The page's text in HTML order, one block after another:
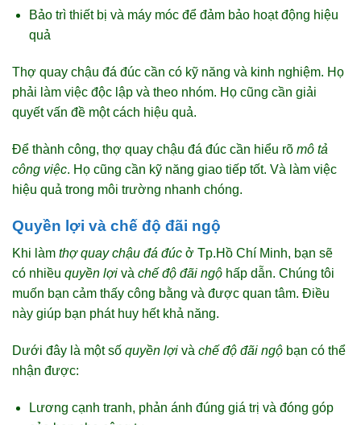
Bảo trì thiết bị và máy móc để đảm bảo hoạt động hiệu
quả
Thợ quay chậu đá đúc cần có kỹ năng và kinh nghiệm. Họ
phải làm việc độc lập và theo nhóm. Họ cũng cần giải
quyết vấn đề một cách hiệu quả.
Để thành công, thợ quay chậu đá đúc cần hiểu rõ mô tả
công việc. Họ cũng cần kỹ năng giao tiếp tốt. Và làm việc
hiệu quả trong môi trường nhanh chóng.
Quyền lợi và chế độ đãi ngộ
Khi làm thợ quay chậu đá đúc ở Tp.Hồ Chí Minh, bạn sẽ
có nhiều quyền lợi và chế độ đãi ngộ hấp dẫn. Chúng tôi
muốn bạn cảm thấy công bằng và được quan tâm. Điều
này giúp bạn phát huy hết khả năng.
Dưới đây là một số quyền lợi và chế độ đãi ngộ bạn có thể
nhận được:
Lương cạnh tranh, phản ánh đúng giá trị và đóng góp